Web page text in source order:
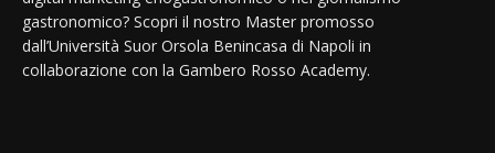
gastronomico? Scopri il nostro Master promosso
dall’Università Suor Orsola Benincasa di Napoli in
collaborazione con la Gambero Rosso Academy.